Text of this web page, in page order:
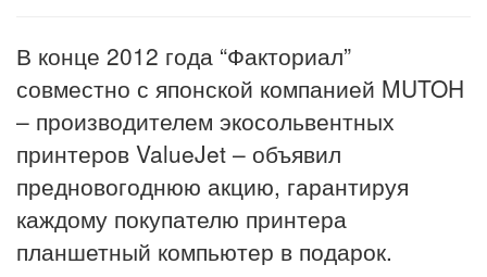
В конце 2012 года “Факториал”
совместно с японской компанией MUTOH
– производителем экосольвентных
принтеров ValueJet – объявил
предновогоднюю акцию, гарантируя
каждому покупателю принтера
планшетный компьютер в подарок.